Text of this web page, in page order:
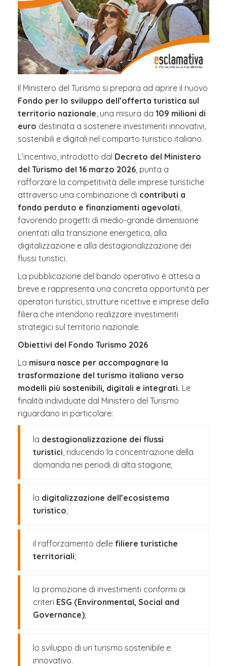
Il Ministero del Turismo si prepara ad aprire il nuovo
Fondo per lo sviluppo dell’offerta turistica sul
territorio nazionale, una misura da 109 milioni di
euro destinata a sostenere investimenti innovativi,
sostenibili e digitali nel comparto turistico italiano.
L’incentivo, introdotto dal Decreto del Ministero
del Turismo del 16 marzo 2026, punta a
rafforzare la competitività delle imprese turistiche
attraverso una combinazione di contributi a
fondo perduto e finanziamenti agevolati,
favorendo progetti di medio-grande dimensione
orientati alla transizione energetica, alla
digitalizzazione e alla destagionalizzazione dei
flussi turistici.
La pubblicazione del bando operativo è attesa a
breve e rappresenta una concreta opportunità per
operatori turistici, strutture ricettive e imprese della
filiera che intendono realizzare investimenti
strategici sul territorio nazionale.
Obiettivi del Fondo Turismo 2026
La misura nasce per accompagnare la
trasformazione del turismo italiano verso
modelli più sostenibili, digitali e integrati. Le
finalità individuate dal Ministero del Turismo
riguardano in particolare:
la destagionalizzazione dei flussi
turistici, riducendo la concentrazione della
domanda nei periodi di alta stagione;
la digitalizzazione dell’ecosistema
turistico;
il rafforzamento delle filiere turistiche
territoriali;
la promozione di investimenti conformi ai
criteri ESG (Environmental, Social and
Governance);
lo sviluppo di un turismo sostenibile e
innovativo.